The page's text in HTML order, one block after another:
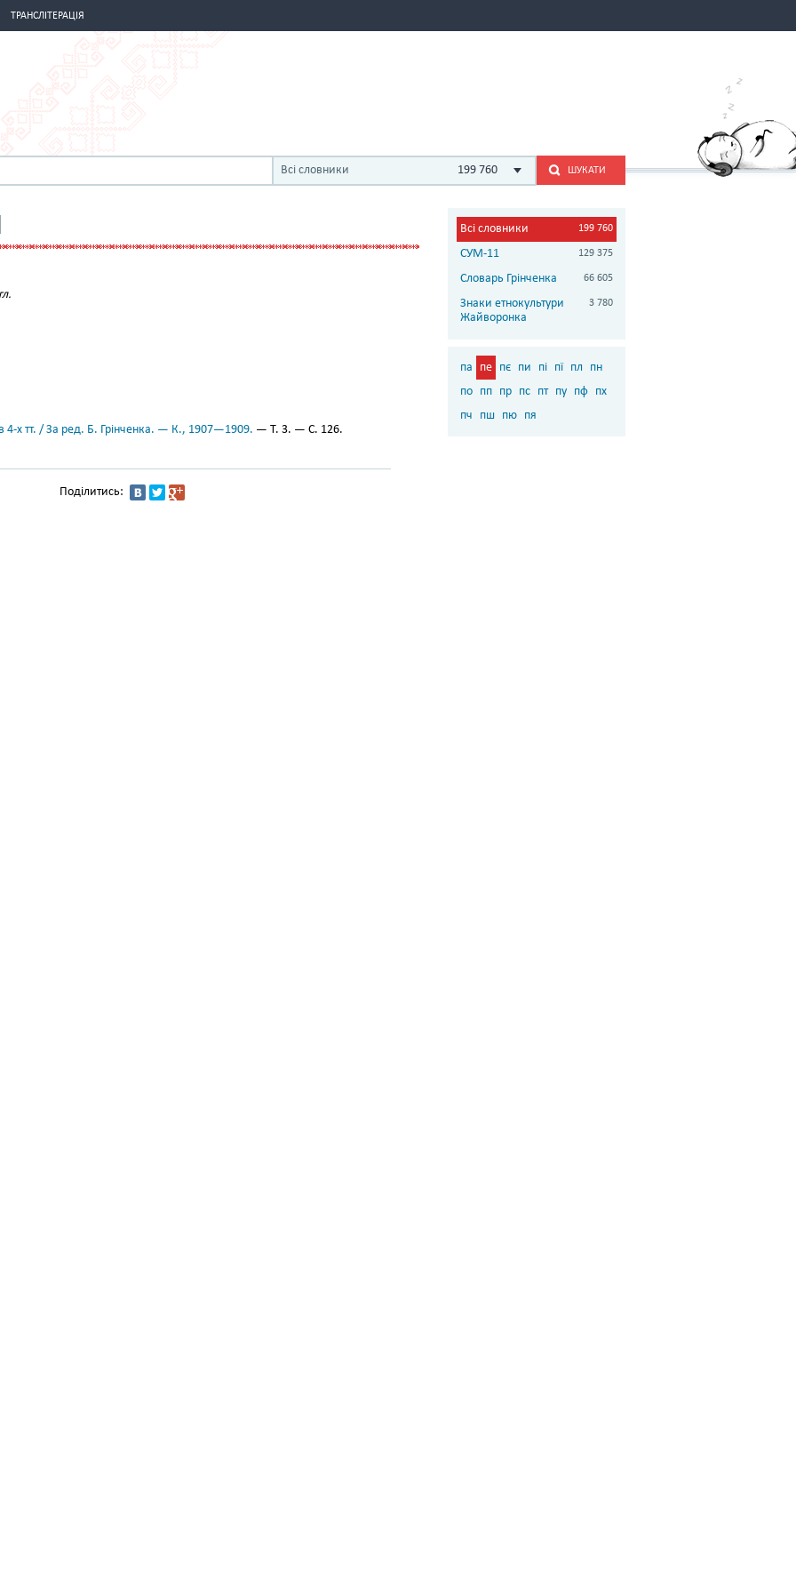
ТРАНСЛІТЕРАЦІЯ
Всі словники 199 760 ШУКАТИ
гл.
4-х тт. / За ред. Б. Грінченка. — К., 1907—1909. — Т. 3. — С. 126.
Поділитись:
Всі словники 199 760
СУМ-11 129 375
Словарь Грінченка 66 605
Знаки етнокультури
Жайворонка
3 780
па пе пє пи пі пї пл
пн
по пп пр пс пт пу пф пх
пч
пш пю пя